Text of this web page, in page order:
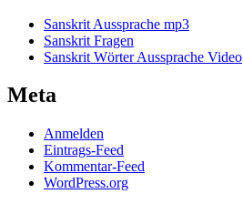
Sanskrit Aussprache mp3
Sanskrit Fragen
Sanskrit Wörter Aussprache Video
Meta
Anmelden
Eintrags-Feed
Kommentar-Feed
WordPress.org